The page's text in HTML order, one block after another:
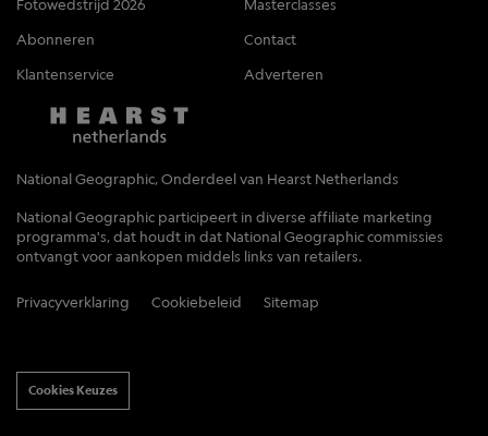
Abonneren
Contact
Klantenservice
Adverteren
National Geographic, Onderdeel van Hearst Netherlands
National Geographic participeert in diverse affiliate marketing
programma's, dat houdt in dat National Geographic commissies
ontvangt voor aankopen middels links van retailers.
Privacyverklaring Cookiebeleid Sitemap
Cookies Keuzes